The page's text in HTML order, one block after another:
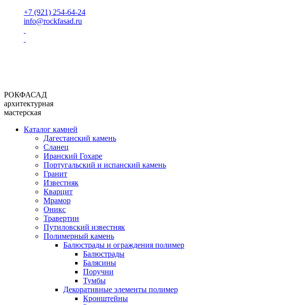
+7 (921) 254-64-24
info@rockfasad.ru
РОКФАСАД
архитектурная
мастерская
Каталог камней
Дагестанский камень
Сланец
Иранский Гохаре
Португальский и испанский камень
Гранит
Известняк
Кварцит
Мрамор
Оникс
Травертин
Путиловский известняк
Полимерный камень
Балюстрады и ограждения полимер
Балюстрады
Балясины
Поручни
Тумбы
Декоративные элементы полимер
Кронштейны